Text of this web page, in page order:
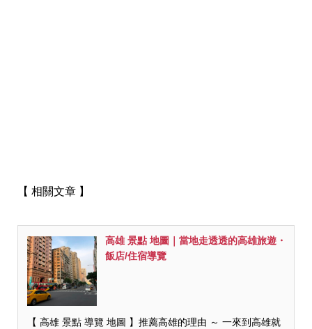
【 相關文章 】
高雄 景點 地圖｜當地走透透的高雄旅遊・
飯店/住宿導覽
【 高雄 景點 導覽 地圖 】推薦高雄的理由 ～ 一來到高雄就